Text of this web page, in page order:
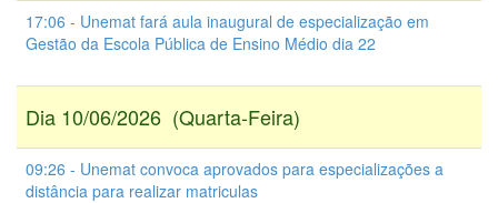
17:06 - Unemat fará aula inaugural de especialização em
Gestão da Escola Pública de Ensino Médio dia 22
Dia 10/06/2026 (Quarta-Feira)
09:26 - Unemat convoca aprovados para especializações a
distância para realizar matriculas